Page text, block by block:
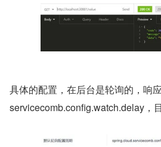
具体的配置，在后台是轮询的，响
servicecomb.config.watch.delay，